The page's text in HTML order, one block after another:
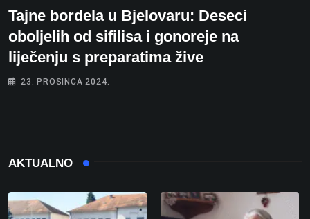
Tajne bordela u Bjelovaru: Deseci
oboljelih od sifilisa i gonoreje na
liječenju s preparatima žive
23. PROSINCA 2024.
AKTUALNO